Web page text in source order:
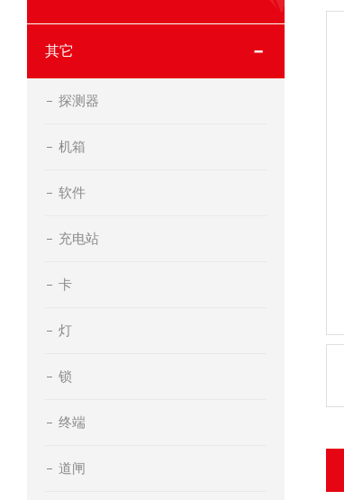
其它
探测器
机箱
软件
充电站
卡
灯
锁
终端
道闸